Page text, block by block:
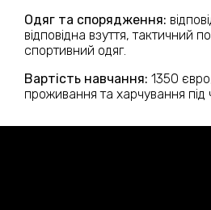
Одяг та спорядження:
відповідна взуття, тактичний
спортивний одяг.
Вартість навчання: 1350
проживання та харчування під